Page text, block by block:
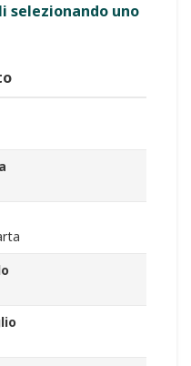
selezionando uno